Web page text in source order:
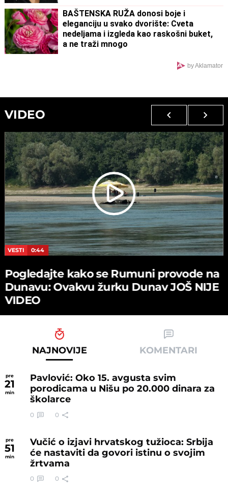
BAŠTENSKA RUŽA donosi boje i
eleganciju u svako dvorište: Cveta
nedeljama i izgleda kao raskošni buket,
a ne traži mnogo
by Aklamator
VIDEO
VESTI 0:44
Pogledajte kako se Rumuni provode na
Dunavu: Ovakvu žurku Dunav JOŠ NIJE
VIDEO
NAJNOVIJE KOMENTARI
pre
21
min
Pavlović: Oko 15. avgusta svim
porodicama u Nišu po 20.000 dinara za
školarce
0 0
pre
51
min
Vučić o izjavi hrvatskog tužioca: Srbija
će nastaviti da govori istinu o svojim
žrtvama
0 0